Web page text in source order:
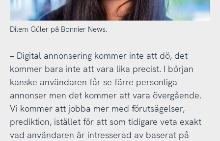
Dilem Güler på Bonnier News.
– Digital annonsering kommer inte att dö, det
kommer bara inte att vara lika precist. I början
kanske användaren får se färre personliga
annonser men det kommer att vara övergående.
Vi kommer att jobba mer med förutsägelser,
prediktion, istället för att som tidigare veta exakt
vad användaren är intresserad av baserat på